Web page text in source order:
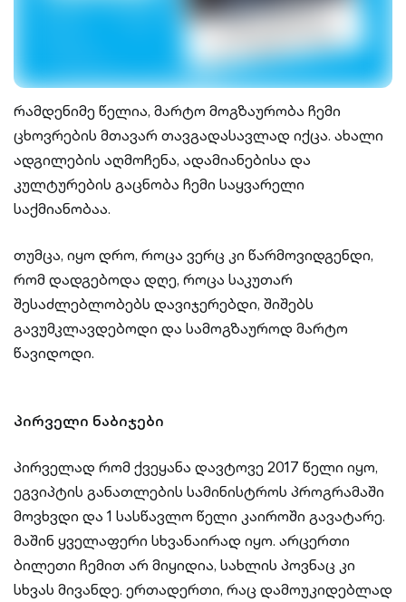
რამდენიმე წელია, მარტო მოგზაურობა ჩემი
ცხოვრების მთავარ თავგადასავლად იქცა. ახალი
ადგილების აღმოჩენა, ადამიანებისა და
კულტურების გაცნობა ჩემი საყვარელი
საქმიანობაა.
თუმცა, იყო დრო, როცა ვერც კი წარმოვიდგენდი,
რომ დადგებოდა დღე, როცა საკუთარ
შესაძლებლობებს დავიჯერებდი, შიშებს
გავუმკლავდებოდი და სამოგზაუროდ მარტო
წავიდოდი.
პირველი ნაბიჯები
პირველად რომ ქვეყანა დავტოვე 2017 წელი იყო,
ეგვიპტის განათლების სამინისტროს პროგრამაში
მოვხვდი და 1 სასწავლო წელი კაიროში გავატარე.
მაშინ ყველაფერი სხვანაირად იყო. არცერთი
ბილეთი ჩემით არ მიყიდია, სახლის პოვნაც კი
სხვას მივანდე. ერთადერთი, რაც დამოუკიდებლად